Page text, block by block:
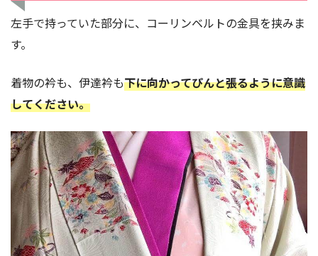
左手で持っていた部分に、コーリンベルトの金具を挟みま
す。
着物の衿も、伊達衿も下に向かってぴんと張るように意識
してください。